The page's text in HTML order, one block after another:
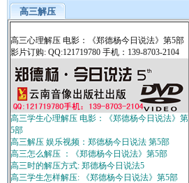
高三解压
高三心理解压 电影：《郑德杨今日说法》第5部
影片订购: QQ:121719780 手机：139-8703-2104
高三学生心理解压 电影：《郑德杨今日说法》第
5部
高三解压 娱乐视频：郑德杨今日说法 第5部
高三怎么解压 ：《郑德杨今日说法》第5部
高三时的解压方式: 郑德杨今日说法5
高三学生怎样解压: 《郑德杨今日说法》第5部